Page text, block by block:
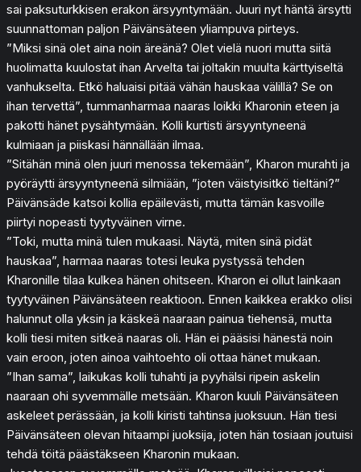
sai paksuturkkisen erakon ärsyyntymään. Juuri nyt häntä ärsytti
suunnattoman paljon Päivänsäteen yliampuva pirteys.
”Miksi sinä olet aina noin äreänä? Olet vielä nuori mutta siitä
huolimatta kuulostat ihan Arvelta tai joltakin muulta kärttyiseltä
vanhukselta. Etkö haluaisi pitää vähän hauskaa välillä? Se on
ihan tervettä”, tummanharmaa naaras loikki Kharonin eteen ja
pakotti hänet pysähtymään. Kolli kurtisti ärsyyntyneenä
kulmiaan ja piiskasi hännällään ilmaa.
”Sitähän minä olen juuri menossa tekemään”, Kharon murahti ja
pyöräytti ärsyyntyneenä silmiään, ”joten väistyisitkö tieltäni?”
Päivänsäde katsoi kollia epäilevästi, mutta tämän kasvoille
piirtyi nopeasti tyytyväinen virne.
”Toki, mutta minä tulen mukaasi. Näytä, miten sinä pidät
hauskaa”, harmaa naaras totesi leuka pystyssä tehden
Kharonille tilaa kulkea hänen ohitseen. Kharon ei ollut lainkaan
tyytyväinen Päivänsäteen reaktioon. Ennen kaikkea erakko olisi
halunnut olla yksin ja käskeä naaraan painua tiehensä, mutta
kolli tiesi miten sitkeä naaras oli. Hän ei pääsisi hänestä noin
vain eroon, joten ainoa vaihtoehto oli ottaa hänet mukaan.
”Ihan sama”, laikukas kolli tuhahti ja pyyhälsi ripein askelin
naaraan ohi syvemmälle metsään. Kharon kuuli Päivänsäteen
askeleet perässään, ja kolli kiristi tahtinsa juoksuun. Hän tiesi
Päivänsäteen olevan hitaampi juoksija, joten hän tosiaan joutuisi
tehdä töitä päästäkseen Kharonin mukaan.